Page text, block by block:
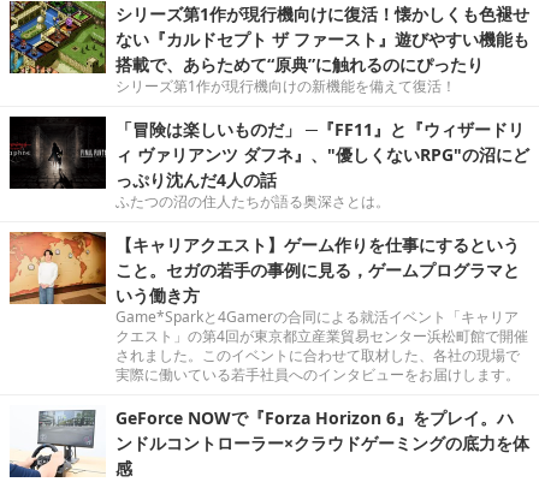
シリーズ第1作が現行機向けに復活！懐かしくも色褪せ
ない『カルドセプト ザ ファースト』遊びやすい機能も
搭載で、あらためて“原典”に触れるのにぴったり
シリーズ第1作が現行機向けの新機能を備えて復活！
「冒険は楽しいものだ」 ─『FF11』と『ウィザードリ
ィ ヴァリアンツ ダフネ』、"優しくないRPG"の沼にど
っぷり沈んだ4人の話
ふたつの沼の住人たちが語る奥深さとは。
【キャリアクエスト】ゲーム作りを仕事にするという
こと。セガの若手の事例に見る，ゲームプログラマと
いう働き方
Game*Sparkと4Gamerの合同による就活イベント「キャリア
クエスト」の第4回が東京都立産業貿易センター浜松町館で開催
されました。このイベントに合わせて取材した、各社の現場で
実際に働いている若手社員へのインタビューをお届けします。
GeForce NOWで『Forza Horizon 6』をプレイ。ハ
ンドルコントローラー×クラウドゲーミングの底力を体
感